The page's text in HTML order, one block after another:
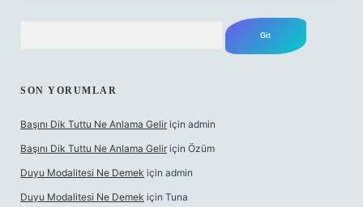
SON YORUMLAR
Başını Dik Tuttu Ne Anlama Gelir için admin
Başını Dik Tuttu Ne Anlama Gelir için Özüm
Duyu Modalitesi Ne Demek için admin
Duyu Modalitesi Ne Demek için Tuna